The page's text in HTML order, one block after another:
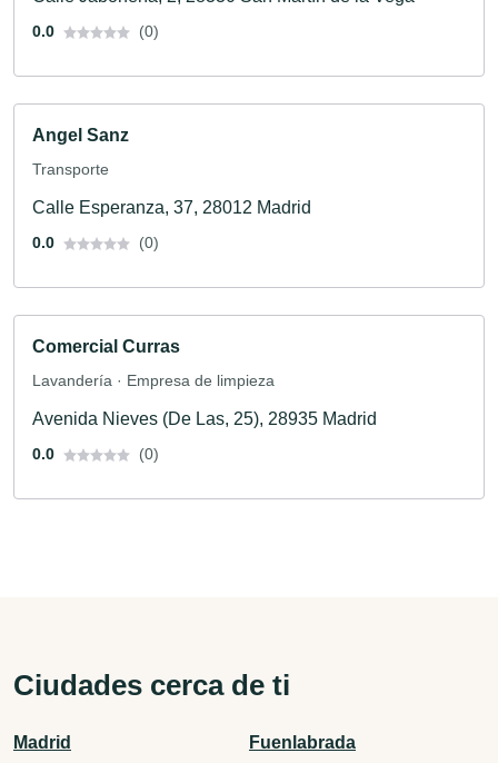
0.0 (0)
Angel Sanz
Transporte
Calle Esperanza, 37, 28012 Madrid
0.0 (0)
Comercial Curras
Lavandería · Empresa de limpieza
Avenida Nieves (De Las, 25), 28935 Madrid
0.0 (0)
Ciudades cerca de ti
Madrid Fuenlabrada